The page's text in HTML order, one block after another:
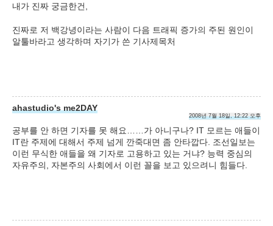
내가 진짜 궁금한건,
진짜로 저 백강녕이라는 사람이 다음 트래픽 증가의 주된 원인이
알툴바라고 생각하며 자기가 쓴 기사제목처
ahastudio's me2DAY
2008년 7월 18일, 12:22 오후
공부를 안 하면 기자를 못 해요……가 아니구나? IT 모르는 애들이
IT란 주제에 대해서 주제 넘게 깐죽대면 좀 안타깝다. 조선일보는
이런 무식한 애들을 왜 기자로 고용하고 있는 거냐? 능력 중심의
자유주의, 자본주의 사회에서 이런 꼴을 보고 있으려니 힘들다.